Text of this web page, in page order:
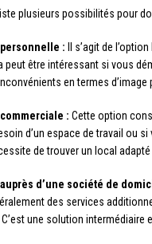
plusieurs possibilités pour
: Il s’agit de
peut être intéressant si vous
en termes
: Cette option
d’un espace de travail ou
de trouver un local adapté
d’une société de
des services
une solution